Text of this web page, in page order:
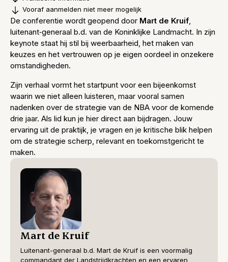
Vooraf aanmelden niet meer mogelijk
De conferentie wordt geopend door Mart de Kruif
luitenant‑generaal b.d. van de Koninklijke Landmacht. In zijn
keynote staat hij stil bij weerbaarheid, het maken van
keuzes en het vertrouwen op je eigen oordeel in onzekere
omstandigheden.
Zijn verhaal vormt het startpunt voor een bijeenkomst
waarin we niet alleen luisteren, maar vooral samen
nadenken over de strategie van de NBA voor de komende
drie jaar. Als lid kun je hier direct aan bijdragen. Jouw
ervaring uit de praktijk, je vragen en je kritische blik helpen
om de strategie scherp, relevant en toekomstgericht te
maken.
Mart de Kruif
Luitenant-generaal b.d. Mart de Kruif is een voormalig
commandant der Landstrijdkrachten en een ervaren